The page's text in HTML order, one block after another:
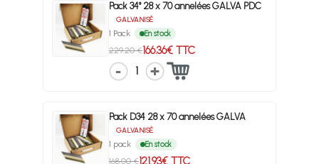
Pack 34° 28 x 70 annelées GALVA PDC
GALVANISÉ
1 Pack En stock
229.20 €166.36€ TTC
1
Pack D34 28 x 70 annelées GALVA
GALVANISÉ
1 pack En stock
168.00 €121.93€ TTC